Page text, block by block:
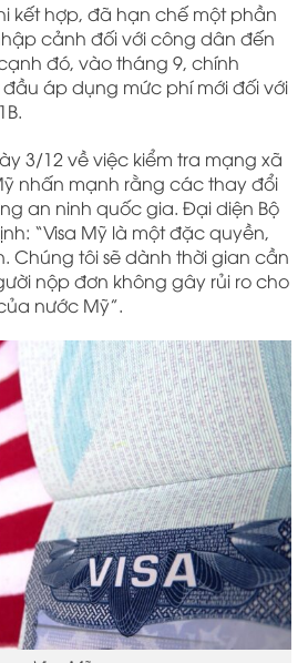
kết hợp, đã hạn chế một phần
cảnh đối với công dân đến
đó, vào tháng 9, chính
áp dụng mức phí mới đối với
3/12 về việc kiểm tra mạng xã
nhấn mạnh rằng các thay đổi
an ninh quốc gia. Đại diện Bộ
“Visa Mỹ là một đặc quyền,
Chúng tôi sẽ dành thời gian cần
nộp đơn không gây rủi ro cho
nước Mỹ”.